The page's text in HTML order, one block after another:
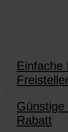
Einfache
Rabatt